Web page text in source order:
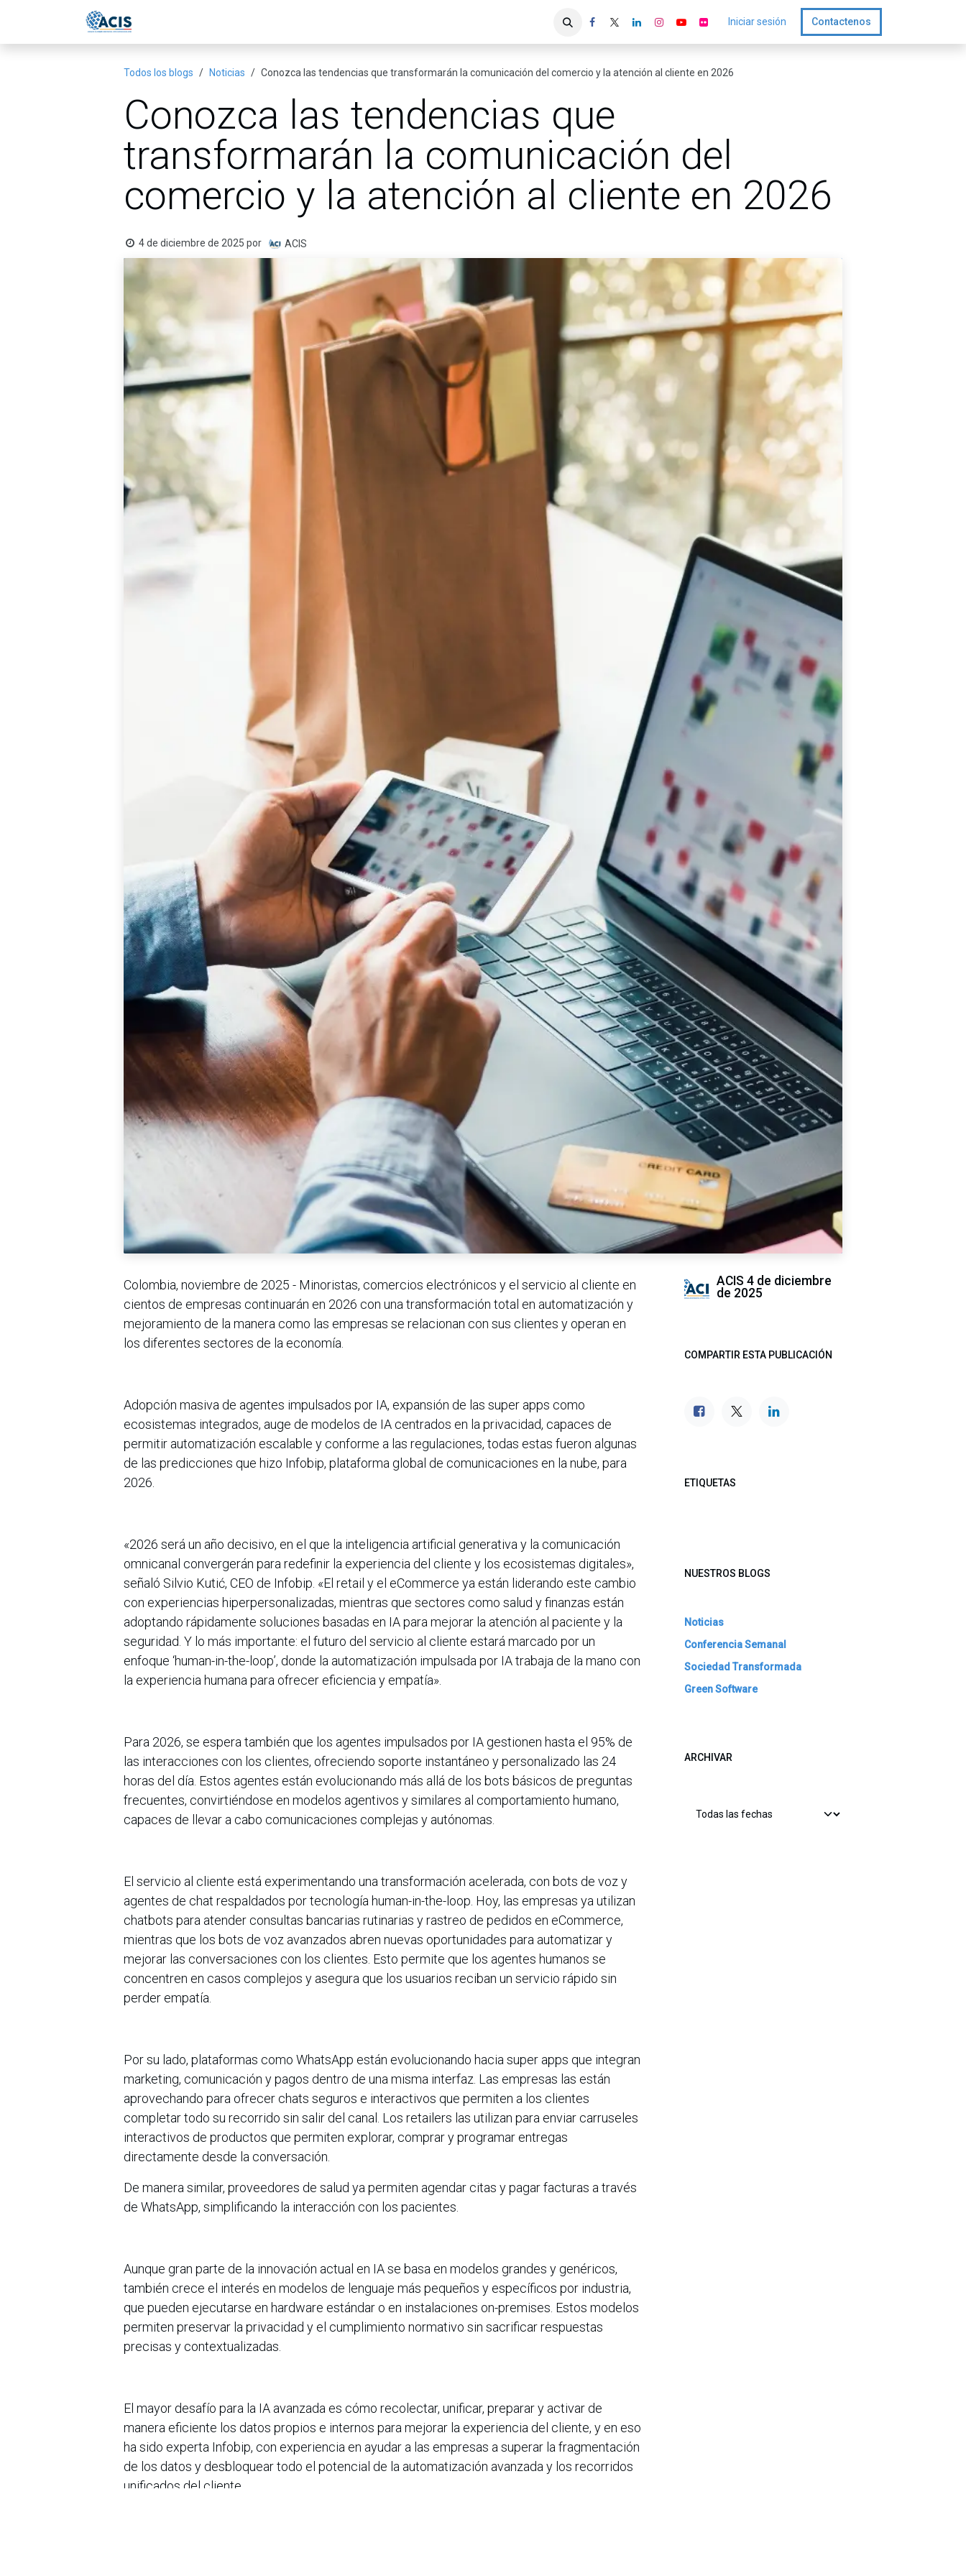
Iniciar sesión Contactenos
Todos los blogs Noticias Conozca las tendencias que transformarán la comunicación del comercio y la atención al cliente en 2026
Conozca las tendencias que
transformarán la comunicación del
comercio y la atención al cliente en 2026
4 de diciembre de 2025 por ACIS
Colombia, noviembre de 2025 - Minoristas, comercios electrónicos y el servicio al cliente en
cientos de empresas continuarán en 2026 con una transformación total en automatización y
mejoramiento de la manera como las empresas se relacionan con sus clientes y operan en
los diferentes sectores de la economía.
Adopción masiva de agentes impulsados por IA, expansión de las super apps como
ecosistemas integrados, auge de modelos de IA centrados en la privacidad, capaces de
permitir automatización escalable y conforme a las regulaciones, todas estas fueron algunas
de las predicciones que hizo Infobip, plataforma global de comunicaciones en la nube, para
2026.
«2026 será un año decisivo, en el que la inteligencia artificial generativa y la comunicación
omnicanal convergerán para redefinir la experiencia del cliente y los ecosistemas digitales»,
señaló Silvio Kutić, CEO de Infobip. «El retail y el eCommerce ya están liderando este cambio
con experiencias hiperpersonalizadas, mientras que sectores como salud y finanzas están
adoptando rápidamente soluciones basadas en IA para mejorar la atención al paciente y la
seguridad. Y lo más importante: el futuro del servicio al cliente estará marcado por un
enfoque ‘human-in-the-loop’, donde la automatización impulsada por IA trabaja de la mano con
la experiencia humana para ofrecer eficiencia y empatía».
Para 2026, se espera también que los agentes impulsados por IA gestionen hasta el 95% de
las interacciones con los clientes, ofreciendo soporte instantáneo y personalizado las 24
horas del día. Estos agentes están evolucionando más allá de los bots básicos de preguntas
frecuentes, convirtiéndose en modelos agentivos y similares al comportamiento humano,
capaces de llevar a cabo comunicaciones complejas y autónomas.
El servicio al cliente está experimentando una transformación acelerada, con bots de voz y
agentes de chat respaldados por tecnología human-in-the-loop. Hoy, las empresas ya utilizan
chatbots para atender consultas bancarias rutinarias y rastreo de pedidos en eCommerce,
mientras que los bots de voz avanzados abren nuevas oportunidades para automatizar y
mejorar las conversaciones con los clientes. Esto permite que los agentes humanos se
concentren en casos complejos y asegura que los usuarios reciban un servicio rápido sin
perder empatía.
Por su lado, plataformas como WhatsApp están evolucionando hacia super apps que integran
marketing, comunicación y pagos dentro de una misma interfaz. Las empresas las están
aprovechando para ofrecer chats seguros e interactivos que permiten a los clientes
completar todo su recorrido sin salir del canal. Los retailers las utilizan para enviar carruseles
interactivos de productos que permiten explorar, comprar y programar entregas
directamente desde la conversación.
De manera similar, proveedores de salud ya permiten agendar citas y pagar facturas a través
de WhatsApp, simplificando la interacción con los pacientes.
Aunque gran parte de la innovación actual en IA se basa en modelos grandes y genéricos,
también crece el interés en modelos de lenguaje más pequeños y específicos por industria,
que pueden ejecutarse en hardware estándar o en instalaciones on-premises. Estos modelos
permiten preservar la privacidad y el cumplimiento normativo sin sacrificar respuestas
precisas y contextualizadas.
El mayor desafío para la IA avanzada es cómo recolectar, unificar, preparar y activar de
manera eficiente los datos propios e internos para mejorar la experiencia del cliente, y en eso
ha sido experta Infobip, con experiencia en ayudar a las empresas a superar la fragmentación
de los datos y desbloquear todo el potencial de la automatización avanzada y los recorridos
unificados del cliente.
ACIS 4 de diciembre
de 2025
COMPARTIR ESTA PUBLICACIÓN
ETIQUETAS
NUESTROS BLOGS
Noticias
Conferencia Semanal
Sociedad Transformada
Green Software
ARCHIVAR